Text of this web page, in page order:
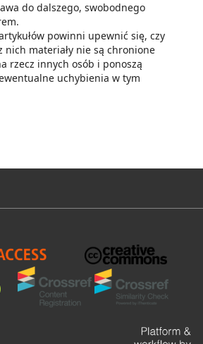
do dalszego, swobodnego
powinni upewnić się, czy
nich materiały nie są chronione
rzecz innych osób i ponoszą
uchybienia w tym